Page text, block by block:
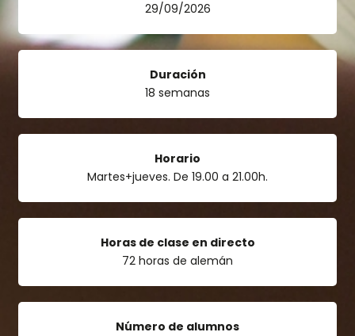
29/09/2026
Duración
18 semanas
Horario
Martes+jueves. De 19.00 a 21.00h.
Horas de clase en directo
72 horas de alemán
Número de alumnos